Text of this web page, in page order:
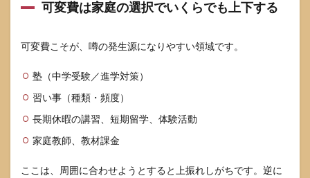
合わ
性が
家庭
徴
8.3
迷っ
たと
次ア
可変費は家庭の選択でいくらでも上下する
可変費こそが、噂の発生源になりやすい領域です。
塾（中学受験／進学対策）
習い事（種類・頻度）
長期休暇の講習、短期留学、体験活動
家庭教師、教材課金
ここは、周囲に合わせようとすると上振れしがちです。逆に